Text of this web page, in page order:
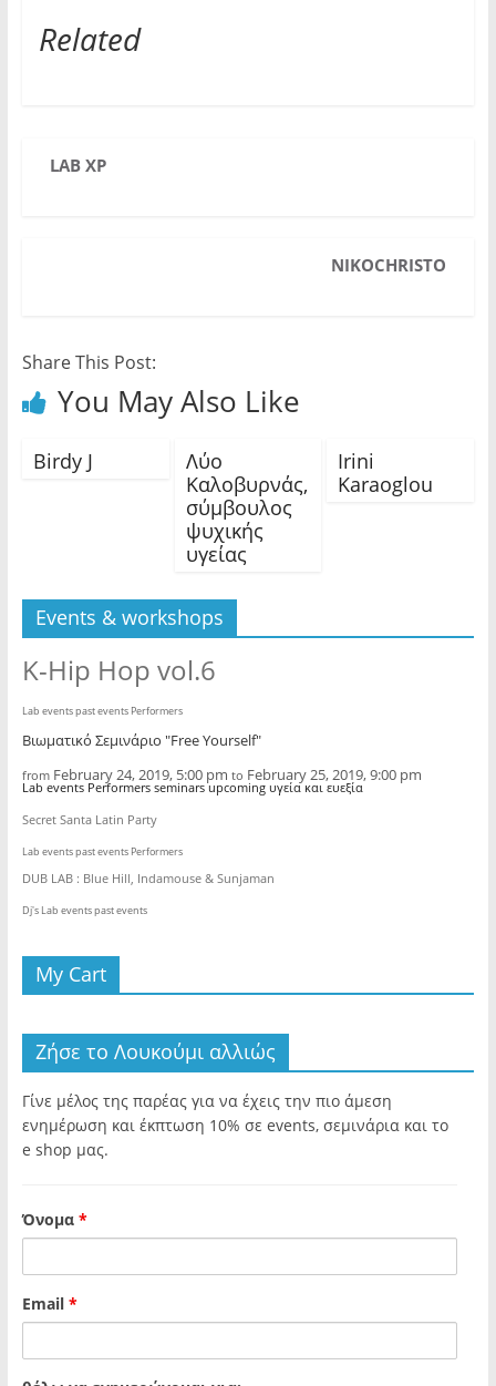
Related
LAB XP
NIKOCHRISTO
Share This Post:
You May Also Like
Birdy J
Λύο
Καλοβυρνάς,
σύμβουλος
ψυχικής
υγείας
Irini
Karaoglou
Events & workshops
K-Hip Hop vol.6
Lab events past events Performers
Βιωματικό Σεμινάριο "Free Yourself"
from February 24, 2019, 5:00 pm to February 25, 2019, 9:00 pm
Lab events Performers seminars upcoming υγεία και ευεξία
Secret Santa Latin Party
Lab events past events Performers
DUB LAB : Blue Hill, Indamouse & Sunjaman
Dj's Lab events past events
My Cart
Ζήσε το Λουκούμι αλλιώς
Γίνε μέλος της παρέας για να έχεις την πιο άμεση
ενημέρωση και έκπτωση 10% σε events, σεμινάρια και το
e shop μας.
Όνομα *
Email *